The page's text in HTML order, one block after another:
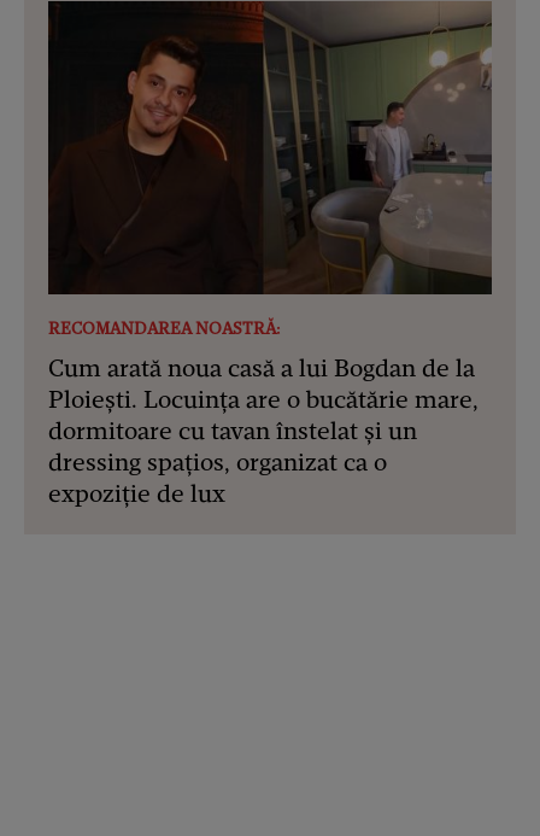
RECOMANDAREA NOASTRĂ:
Cum arată noua casă a lui Bogdan de la
Ploiești. Locuința are o bucătărie mare,
dormitoare cu tavan înstelat și un
dressing spațios, organizat ca o
expoziție de lux